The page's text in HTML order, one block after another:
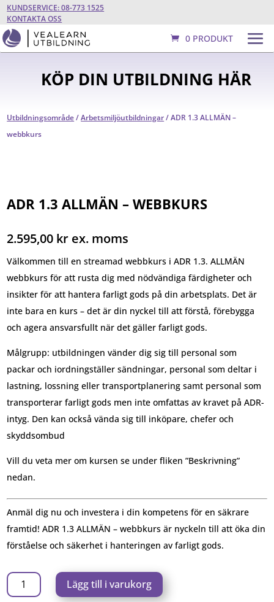
KUNDSERVICE: 08-773 1525
KONTAKTA OSS
0 PRODUKT
KÖP DIN UTBILDNING HÄR
Utbildningsområde/Arbetsmiljöutbildningar/ ADR 1.3 ALLMÄN –
webbkurs
ADR 1.3 ALLMÄN – WEBBKURS
2.595,00 kr ex. moms
Välkommen till en streamad webbkurs i ADR 1.3. ALLMÄN
webbkurs för att rusta dig med nödvändiga färdigheter och
insikter för att hantera farligt gods på din arbetsplats. Det är
inte bara en kurs – det är din nyckel till att förstå, förebygga
och agera ansvarsfullt när det gäller farligt gods.
Målgrupp: utbildningen vänder dig sig till personal som
packar och iordningställer sändningar, personal som deltar i
lastning, lossning eller transportplanering samt personal som
transporterar farligt gods men inte omfattas av kravet på ADR-
intyg. Den kan också vända sig till inköpare, chefer och
skyddsombud
Vill du veta mer om kursen se under fliken ”Beskrivning”
nedan.
Anmäl dig nu och investera i din kompetens för en säkrare
framtid! ADR 1.3 ALLMÄN – webbkurs är nyckeln till att öka din
förståelse och säkerhet i hanteringen av farligt gods.
ADR
1.3
Lägg till i varukorg